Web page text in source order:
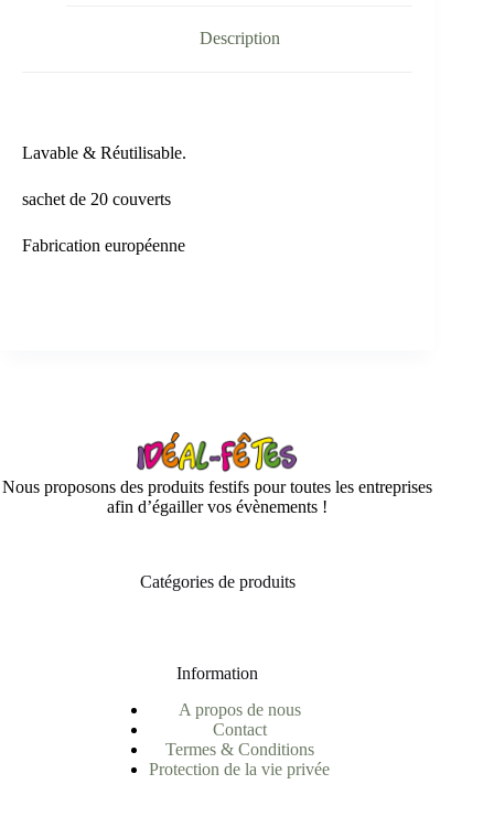
Description
Lavable & Réutilisable.
sachet de 20 couverts
Fabrication européenne
Nous proposons des produits festifs pour toutes les entreprises
afin d’égailler vos évènements !
Catégories de produits
Information
A propos de nous
Contact
Termes & Conditions
Protection de la vie privée